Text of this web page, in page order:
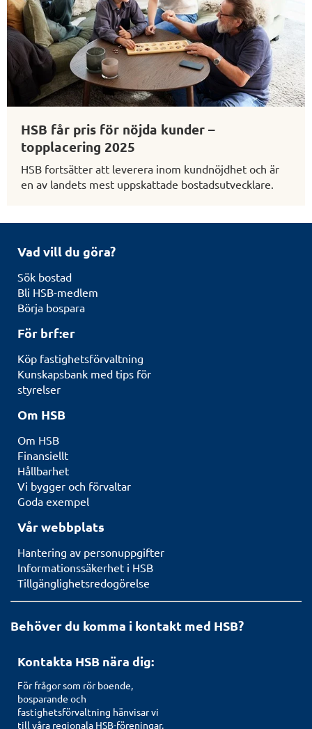
HSB får pris för nöjda kunder –
topplacering 2025
HSB fortsätter att leverera inom kundnöjdhet och är
en av landets mest uppskattade bostadsutvecklare.
Vad vill du göra?
Sök bostad
Bli HSB-medlem
Börja bospara
För brf:er
Köp fastighetsförvaltning
Kunskapsbank med tips för
styrelser
Om HSB
Om HSB
Finansiellt
Hållbarhet
Vi bygger och förvaltar
Goda exempel
Vår webbplats
Hantering av personuppgifter
Informationssäkerhet i HSB
Tillgänglighetsredogörelse
Behöver du komma i kontakt med HSB?
Kontakta HSB nära dig:
För frågor som rör boende,
bosparande och
fastighetsförvaltning hänvisar vi
till våra regionala HSB-föreningar.